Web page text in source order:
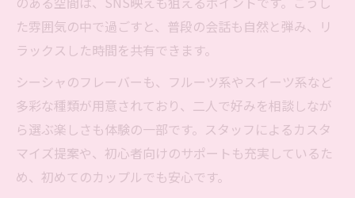
た雰囲気の中で過ごすと、普段の会話も自然と弾み、リ
ラックスした時間を共有できます。
シーシャのフレーバーも、フルーツ系やスイーツ系など
多彩な種類が用意されており、二人で好みを相談しなが
ら選ぶ楽しさも体験の一部です。スタッフによるカスタ
マイズ提案や、初心者向けのサポートも充実しているた
め、初めてのカップルでも安心です。